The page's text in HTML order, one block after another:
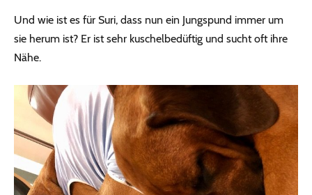
Und wie ist es für Suri, dass nun ein Jungspund immer um
sie herum ist? Er ist sehr kuschelbedüftig und sucht oft ihre
Nähe.